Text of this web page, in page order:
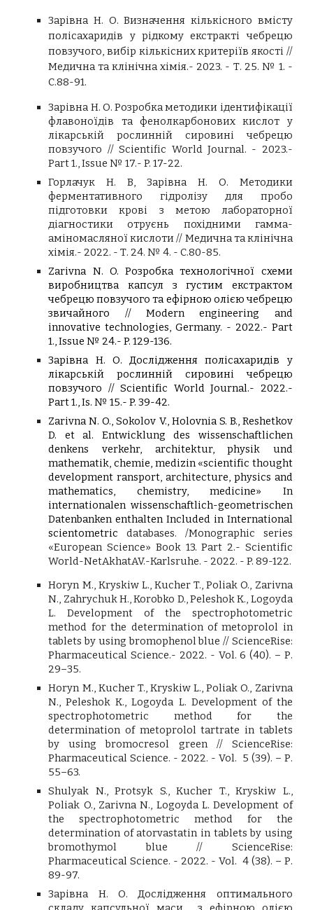
Зарівна Н. О. Визначення кількісного вмісту
полісахаридів у рідкому екстракті чебрецю
повзучого, вибір кількісних критеріїв якості //
Медична та клінічна хімія.- 2023. - Т. 25. № 1. -
С.88-91.
Зарівна Н. О. Розробка методики ідентифікації
флавоноїдів та фенолкарбонових кислот у
лікарській рослинній сировині чебрецю
повзучого // Scientific World Journal. - 2023.-
Part 1., Issue № 17.- P. 17-22.
ГорлачукН. В Зарівна Н. О. Методики
ферментативного гідролізу для пробо
підготовки крові з метою лабораторної
діагностики отруєнь похідними гамма-
аміномасляної кислоти// Медична та клінічна
хімія.- 2022. - Т. 24. № 4. - С.80-85.
Zarivna N. O. Розробка технологічної схеми
виробництва капсул з густим екстрактом
чебрецю повзучого та ефірною олією чебрецю
звичайного // Modern engineering and
innovative technologies, Germany. - 2022.- Part
1., Issue № 24.- P. 129-136.
Зарівна Н. О. Дослідження полісахаридів у
лікарській рослинній сировині чебрецю
повзучого // Scientific World Journal.- 2022.-
Part 1., Is. № 15.- P. 39-42.
Zarivna N. O., Sokolov V., Holovnia S. B., Reshetkov
D. et al. Entwicklung des wissenschaftlichen
denkens verkehr, architektur, physik und
mathematik, chemie, medizin «scientific thought
development ransport, architecture, physics and
mathematics, chemistry, medicine» In
internationalen wissenschaftlich-geometrischen
Datenbanken enthalten Included in International
scientometricdatabases. /Monographic series
«European Science» Book 13. Part 2.- Scientific
World-NetAkhatAV.-Karlsruhe. - 2022. - P. 89-122.
Horyn M., Kryskiw L., Kucher T., Poliak O., Zarivna
N., Zahrychuk H., Korobko D., Peleshok K., Logoyda
L. Development of the spectrophotometric
method for the determination of metoprolol in
tablets by using bromophenol blue // ScienceRise:
Pharmaceutical Science.- 2022. - Vol.6 (40). – Р.
29–35.
Horyn M., Kucher T., Kryskiw L., Poliak O., Zarivna
N., Peleshok K., Logoyda L. Development of the
spectrophotometric method for the
determination of metoprolol tartrate in tablets
by using bromocresol green // ScienceRise:
Pharmaceutical Science. - 2022. -Vol. 5 (39). – Р.
55–63.
Shulyak N., Protsyk S., Kucher T., Kryskiw L.,
Poliak O., Zarivna N., Logoyda L. Development of
the spectrophotometric method for the
determination of atorvastatin in tablets by using
bromothymol blue // ScienceRise:
Pharmaceutical Science. - 2022. -Vol. 4 (38). – Р.
89-97.
Зарівна Н. О. Дослідження оптимального